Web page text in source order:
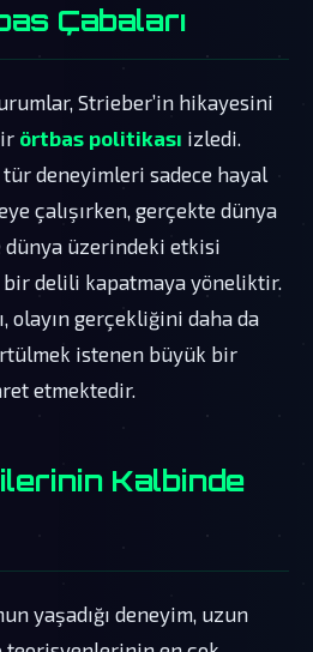
Çabaları
Strieber’in hikayesini
örtbas politikası izledi.
tür deneyimleri sadece hayal
çalışırken, gerçekte dünya
dünya üzerindeki etkisi
bir delili kapatmaya yöneliktir.
olayın gerçekliğini daha da
istenen büyük bir
etmektedir.
Kalbinde
yaşadığı deneyim, uzun